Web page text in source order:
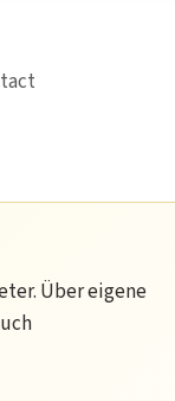
Über eigene